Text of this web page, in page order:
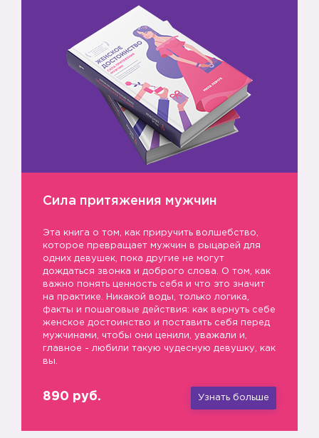
Сила притяжения мужчин
Эта книга о том, как приручить волшебство,
которое превращает мужчин в рыцарей для
одних девушек, пока другие не могут
дождаться звонка и доброго слова. О том, как
важно понять ценность себя и что это значит
на практике. Никакой воды, только логика,
факты и пошаговые действия: как вернуть себе
женское достоинство и поставить себя перед
мужчинами, чтобы они ценили, уважали и,
главное - любили такую чудесную девушку, как
вы.
890 руб. Узнать больше